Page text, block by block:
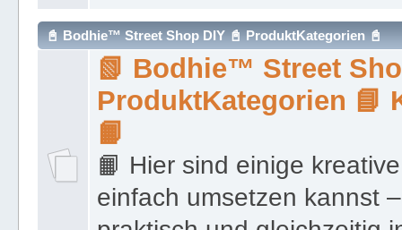
📓 Bodhie™ Street Shop DIY 📓 ProduktKategorien 📓
📗 Bodhie™ Street
ProduktKategorien 📘
📙
📙 Hier sind einige
einfach umsetzen kannst